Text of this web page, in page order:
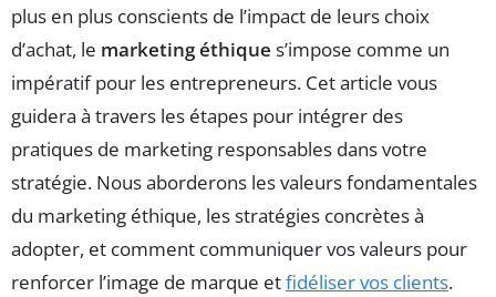
plus en plus conscients de l’impact de leurs choix
d’achat, le marketing éthique s’impose comme un
impératif pour les entrepreneurs. Cet article vous
guidera à travers les étapes pour intégrer des
pratiques de marketing responsables dans votre
stratégie. Nous aborderons les valeurs fondamentales
du marketing éthique, les stratégies concrètes à
adopter, et comment communiquer vos valeurs pour
renforcer l’image de marque etfidéliser vos clients.